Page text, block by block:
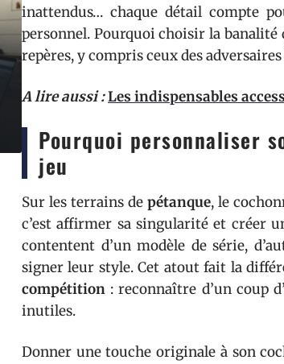
inattendus… chaque détail compte
personnel. Pourquoi choisir la
repères, y compris ceux des adversaires
A lire aussi :Les indispensables
Pourquoi personnaliser
jeu
Sur les terrains depétanque, le
c’est affirmer sa singularité et créer
contentent d’un modèle de série,
signer leur style. Cet atout fait la
compétition : reconnaître d’un coup
inutiles.
Donner une touche originale à son